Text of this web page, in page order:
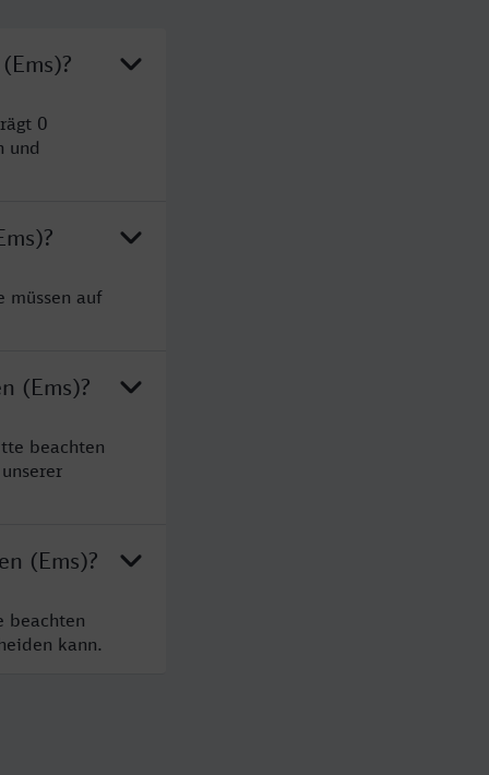
0
und
müssen auf
(Ems)?
beachten
(Ems)?
beachten
kann.